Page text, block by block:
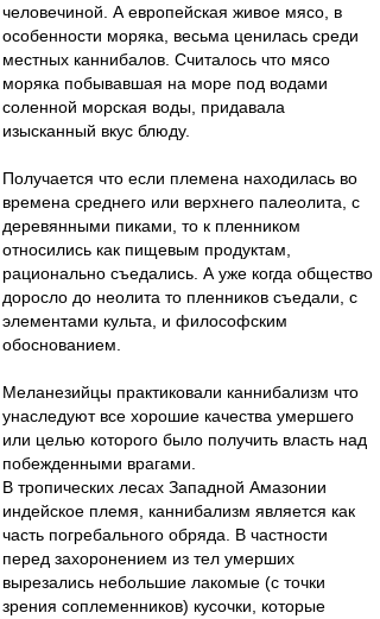
человечиной. А европейская живое мясо, в
особенности моряка, весьма ценилась среди
местных каннибалов. Считалось что мясо
моряка побывавшая на море под водами
соленной морская воды, придавала
изысканный вкус блюду.
Получается что если племена находилась во
времена среднего или верхнего палеолита, с
деревянными пиками, то к пленником
относились как пищевым продуктам,
рационально съедались. А уже когда общество
доросло до неолита то пленников съедали, с
элементами культа, и философским
обоснованием.
Меланезийцы практиковали каннибализм что
унаследуют все хорошие качества умершего
или целью которого было получить власть над
побежденными врагами.
В тропических лесах Западной Амазонии
индейское племя, каннибализм является как
часть погребального обряда. В частности
перед захоронением из тел умерших
вырезались небольшие лакомые (с точки
зрения соплеменников) кусочки, которые